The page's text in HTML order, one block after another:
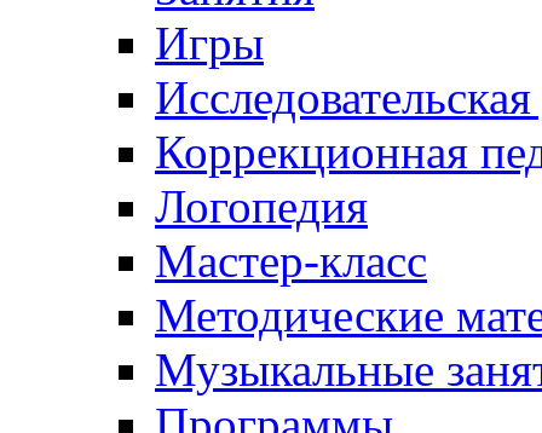
Игры
Коррекционная
Логопедия
Мастер-класс
Методические
Музыкальные